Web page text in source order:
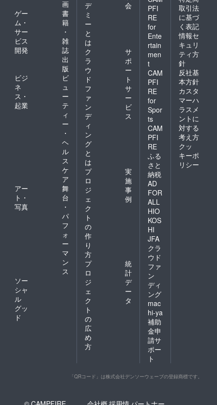
画
ゲー
ム・
サー
ビス
開発
書
籍
・
雑
誌
出
版
ビジ
ネ
ス・
起業
ビ
ュ
ー
テ
ィ
ー
・
ヘ
ル
ス
ケ
ア
アー
ト・
写真
舞
台
・
パ
フ
ォ
ー
マ
ン
ス
ソー
シャ
ル
グッ
ド
デ
ミ
ー
と
は
会
ク
ラ
ウ
ド
フ
ァ
ン
デ
ィ
ン
グ
と
は
サ
ポ
ー
ト
サ
ー
ビ
ス
プ
ロ
ジ
ェ
ク
ト
の
作
り
方
実
施
事
例
プ
ロ
ジ
ェ
ク
ト
の
広
め
方
統
計
デ
ー
タ
PFI
RE
for
Ente
rtain
men
t
CAM
PFI
RE
for
Spor
ts
CAM
PFI
RE
ふる
さと
納税
AD
FOR
ALL
HIO
KOS
HI
JFA
クラ
ウド
ファ
ン
ディ
ング
mac
hi-ya
補助
金申
請サ
ポー
ト
取引法
に基づ
く表記
情報セ
キュリ
ティ方
針
反社基
本方針
カスタ
マーハ
ラスメ
ントに
対する
考え方
クッ
キーポ
リシー
「QRコード」は株式会社デンソーウェーブの登録商標です。